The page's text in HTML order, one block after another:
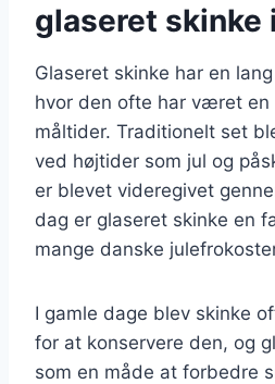
glaseret skinke
Glaseret skinke har en
hvor den ofte har været en
måltider. Traditionelt set
ved højtider som jul og
er blevet videregivet
dag er glaseret skinke en
mange danske
I gamle dage blev skinke
for at konservere den, og
som en måde at forbedre